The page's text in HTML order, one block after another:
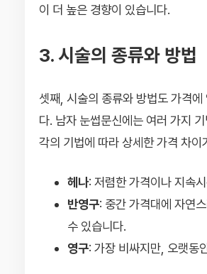
이 더 높은 경향이 있습니다.
3. 시술의 종류와 방법
셋째, 시술의 종류와 방법도 가격에
다. 남자 눈썹문신에는 여러 가지
각의 기법에 따라 상세한 가격 차이
헤나: 저렴한 가격이나 지속
반영구: 중간 가격대에 자연
수 있습니다.
영구: 가장 비싸지만, 오랫동